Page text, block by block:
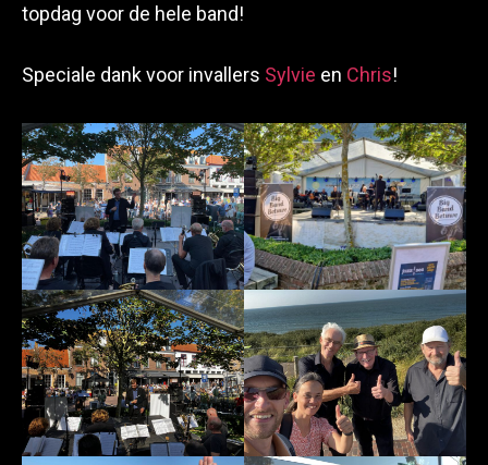
topdag voor de hele band!
Speciale dank voor invallers Sylvie en Chris!